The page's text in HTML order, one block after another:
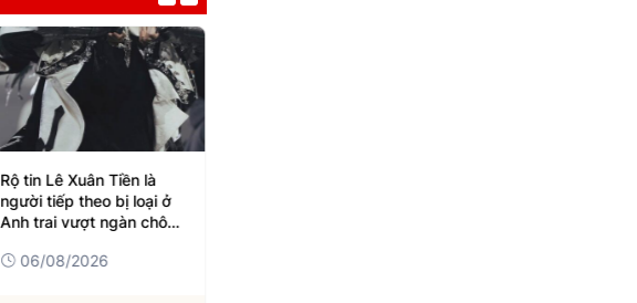
Rộ tin Lê Xuân Tiền là
người tiếp theo bị loại ở
Anh trai vượt ngàn chông
06/08/2026